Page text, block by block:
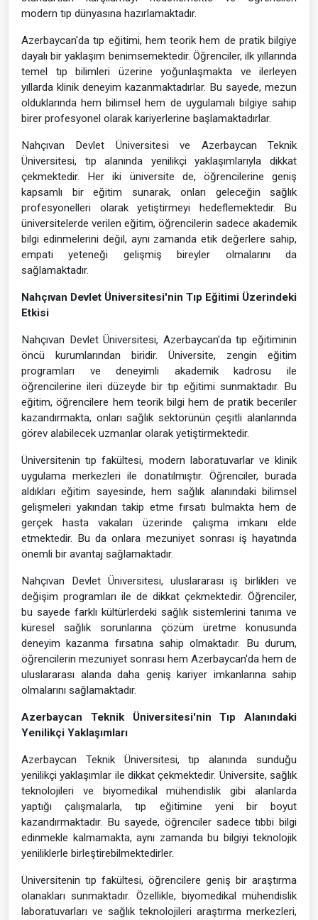
modern tıp dünyasına hazırlamaktadır.
Azerbaycan'da tıp eğitimi, hem teorik hem de pratik bilgiye
dayalı bir yaklaşım benimsemektedir. Öğrenciler, ilk yıllarında
temel tıp bilimleri üzerine yoğunlaşmakta ve ilerleyen
yıllarda klinik deneyim kazanmaktadırlar. Bu sayede, mezun
olduklarında hem bilimsel hem de uygulamalı bilgiye sahip
birer profesyonel olarak kariyerlerine başlamaktadırlar.
Nahçıvan Devlet Üniversitesi ve Azerbaycan Teknik
Üniversitesi, tıp alanında yenilikçi yaklaşımlarıyla dikkat
çekmektedir. Her iki üniversite de, öğrencilerine geniş
kapsamlı bir eğitim sunarak, onları geleceğin sağlık
profesyonelleri olarak yetiştirmeyi hedeflemektedir. Bu
üniversitelerde verilen eğitim, öğrencilerin sadece akademik
bilgi edinmelerini değil, aynı zamanda etik değerlere sahip,
empati yeteneği gelişmiş bireyler olmalarını da
sağlamaktadır.
Nahçıvan Devlet Üniversitesi'nin Tıp Eğitimi Üzerindeki
Etkisi
Nahçıvan Devlet Üniversitesi, Azerbaycan'da tıp eğitiminin
öncü kurumlarından biridir. Üniversite, zengin eğitim
programları ve deneyimli akademik kadrosu ile
öğrencilerine ileri düzeyde bir tıp eğitimi sunmaktadır. Bu
eğitim, öğrencilere hem teorik bilgi hem de pratik beceriler
kazandırmakta, onları sağlık sektörünün çeşitli alanlarında
görev alabilecek uzmanlar olarak yetiştirmektedir.
Üniversitenin tıp fakültesi, modern laboratuvarlar ve klinik
uygulama merkezleri ile donatılmıştır. Öğrenciler, burada
aldıkları eğitim sayesinde, hem sağlık alanındaki bilimsel
gelişmeleri yakından takip etme fırsatı bulmakta hem de
gerçek hasta vakaları üzerinde çalışma imkanı elde
etmektedir. Bu da onlara mezuniyet sonrası iş hayatında
önemli bir avantaj sağlamaktadır.
Nahçıvan Devlet Üniversitesi, uluslararası iş birlikleri ve
değişim programları ile de dikkat çekmektedir. Öğrenciler,
bu sayede farklı kültürlerdeki sağlık sistemlerini tanıma ve
küresel sağlık sorunlarına çözüm üretme konusunda
deneyim kazanma fırsatına sahip olmaktadır. Bu durum,
öğrencilerin mezuniyet sonrası hem Azerbaycan'da hem de
uluslararası alanda daha geniş kariyer imkanlarına sahip
olmalarını sağlamaktadır.
Azerbaycan Teknik Üniversitesi'nin Tıp Alanındaki
Yenilikçi Yaklaşımları
Azerbaycan Teknik Üniversitesi, tıp alanında sunduğu
yenilikçi yaklaşımlar ile dikkat çekmektedir. Üniversite, sağlık
teknolojileri ve biyomedikal mühendislik gibi alanlarda
yaptığı çalışmalarla, tıp eğitimine yeni bir boyut
kazandırmaktadır. Bu sayede, öğrenciler sadece tıbbi bilgi
edinmekle kalmamakta, aynı zamanda bu bilgiyi teknolojik
yeniliklerle birleştirebilmektedirler.
Üniversitenin tıp fakültesi, öğrencilere geniş bir araştırma
olanakları sunmaktadır. Özellikle, biyomedikal mühendislik
laboratuvarları ve sağlık teknolojileri araştırma merkezleri,